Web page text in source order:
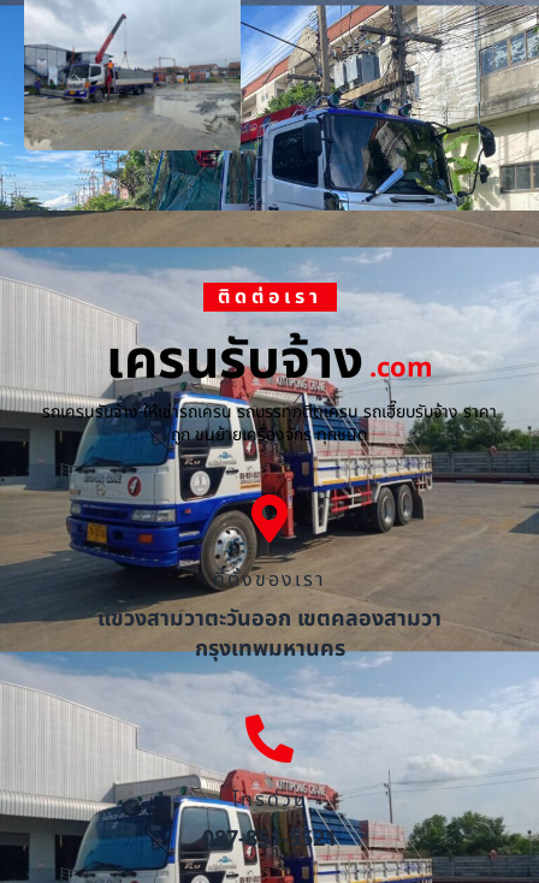
ติดต่อเรา
เครนรับจ้าง.com
รถเครนรับจ้าง ให้เช่ารถเครน รถบรรทุกติดเครน รถเฮี๊ยบรับจ้าง ราคา
ถูก ขนย้ายเครื่องจักร ทุกชนิด
ที่ตั้งของเรา
แขวงสามวาตะวันออก เขตคลองสามวา
กรุงเทพมหานคร
โทรด่วน
087-851-5521